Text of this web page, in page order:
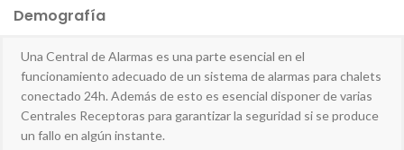
Demografía
Una Central de Alarmas es una parte esencial en el
funcionamiento adecuado de un sistema de alarmas para chalets
conectado 24h. Además de esto es esencial disponer de varias
Centrales Receptoras para garantizar la seguridad si se produce
un fallo en algún instante.